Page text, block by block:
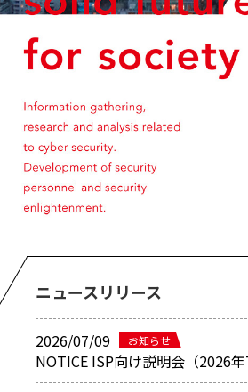
ニュースリリース
2026/07/09 お知らせ